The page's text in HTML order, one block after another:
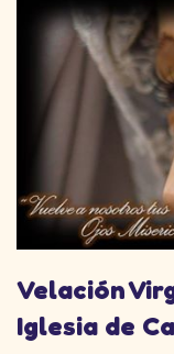
Velación
Iglesia de